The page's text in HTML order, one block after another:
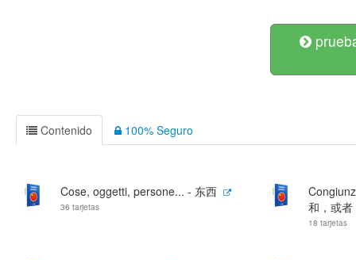
Contenido 100% Seguro
Cose, oggetti, persone... - 东西
36 tarjetas
和，或
18 tarjetas